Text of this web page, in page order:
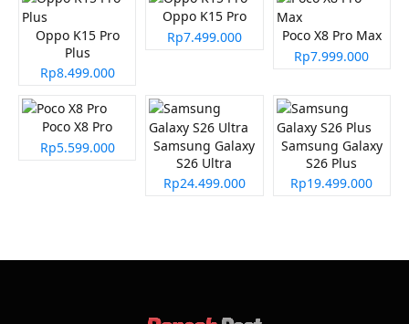
Oppo K15 Pro
Plus
Rp8.499.000
Oppo K15 Pro
Rp7.499.000
Poco X8 Pro Max
Rp7.999.000
Poco X8 Pro
Rp5.599.000
Samsung Galaxy
S26 Ultra
Rp24.499.000
Samsung Galaxy
S26 Plus
Rp19.499.000